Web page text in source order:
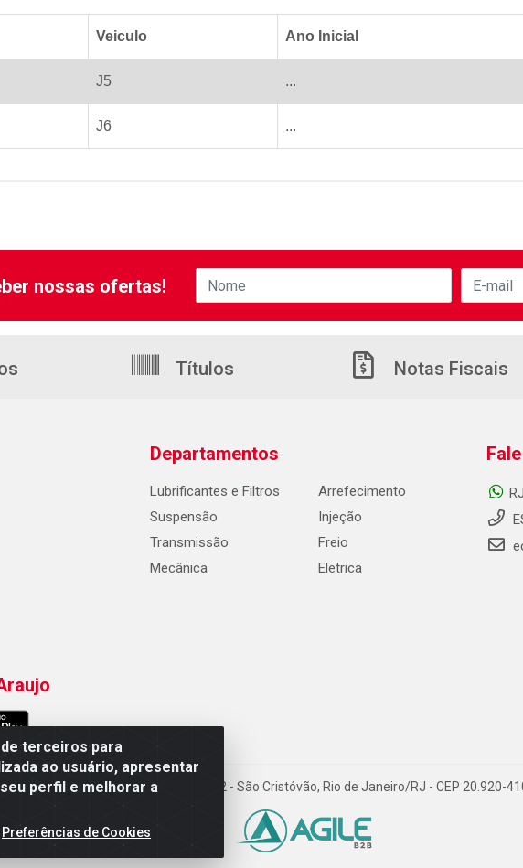
Veiculo Ano Inicial
J5 ...
J6 ...
terceiros para
ao usuário, apresentar
perfil e melhorar a
Preferências de Cookies
nossas ofertas!
Títulos Notas Fiscais
Departamentos
Lubrificantes e Filtros
Suspensão
Transmissão
Mecânica
Arrefecimento
Injeção
Freio
Eletrica
- Rua Carneiro de Campos, 42 - São Cristóvão, Rio de Janeiro/RJ - CEP 20.920-